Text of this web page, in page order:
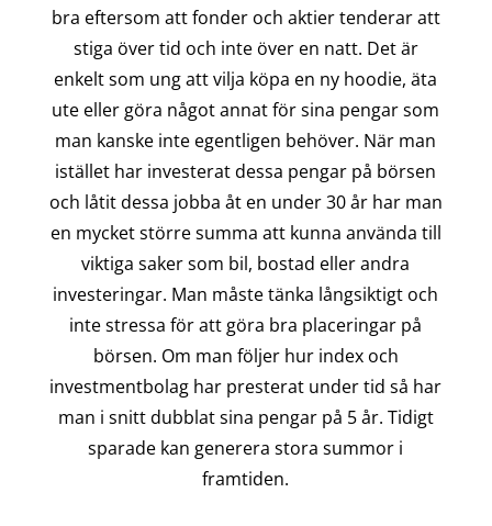
bra eftersom att fonder och aktier tenderar att
stiga över tid och inte över en natt. Det är
enkelt som ung att vilja köpa en ny hoodie, äta
ute eller göra något annat för sina pengar som
man kanske inte egentligen behöver. När man
istället har investerat dessa pengar på börsen
och låtit dessa jobba åt en under 30 år har man
en mycket större summa att kunna använda till
viktiga saker som bil, bostad eller andra
investeringar. Man måste tänka långsiktigt och
inte stressa för att göra bra placeringar på
börsen. Om man följer hur index och
investmentbolag har presterat under tid så har
man i snitt dubblat sina pengar på 5 år. Tidigt
sparade kan generera stora summor i
framtiden.